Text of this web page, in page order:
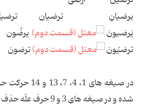
یرضیانِ ترضیان
یَرضیونَ
ترضیُونَ
در صیغه های
شده و در صیغه های 3 و 9 حرف علّه حذف می شود.